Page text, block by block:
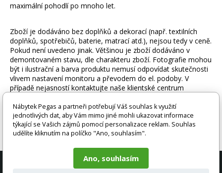
maximální pohodlí po mnoho let.
Zboží je dodáváno bez doplňků a dekorací (např. textilních
doplňků, spotřebičů, baterie, matrací atd.), nejsou tedy v ceně.
Pokud není uvedeno jinak. Většinou je zboží dodáváno v
demontovaném stavu, dle charakteru zboží. Fotografie mohou
být i ilustrační a barva produktu nemusí odpovídat skutečnosti
vlivem nastavení monitoru a převodem do el. podoby. V
případě nejasností kontaktujte naše klientské centrum
AKČNÍ NABÍDKY A SLEVY PŘÍMO DO
Nábytek Pegas a partneři potřebují Váš souhlas k využití
jednotlivých dat, aby Vám mimo jiné mohli ukazovat informace
týkající se Vašich zájmů pomocí personalizace reklam. Souhlas
udělíte kliknutím na políčko "Ano, souhlasím".
Ano, souhlasím